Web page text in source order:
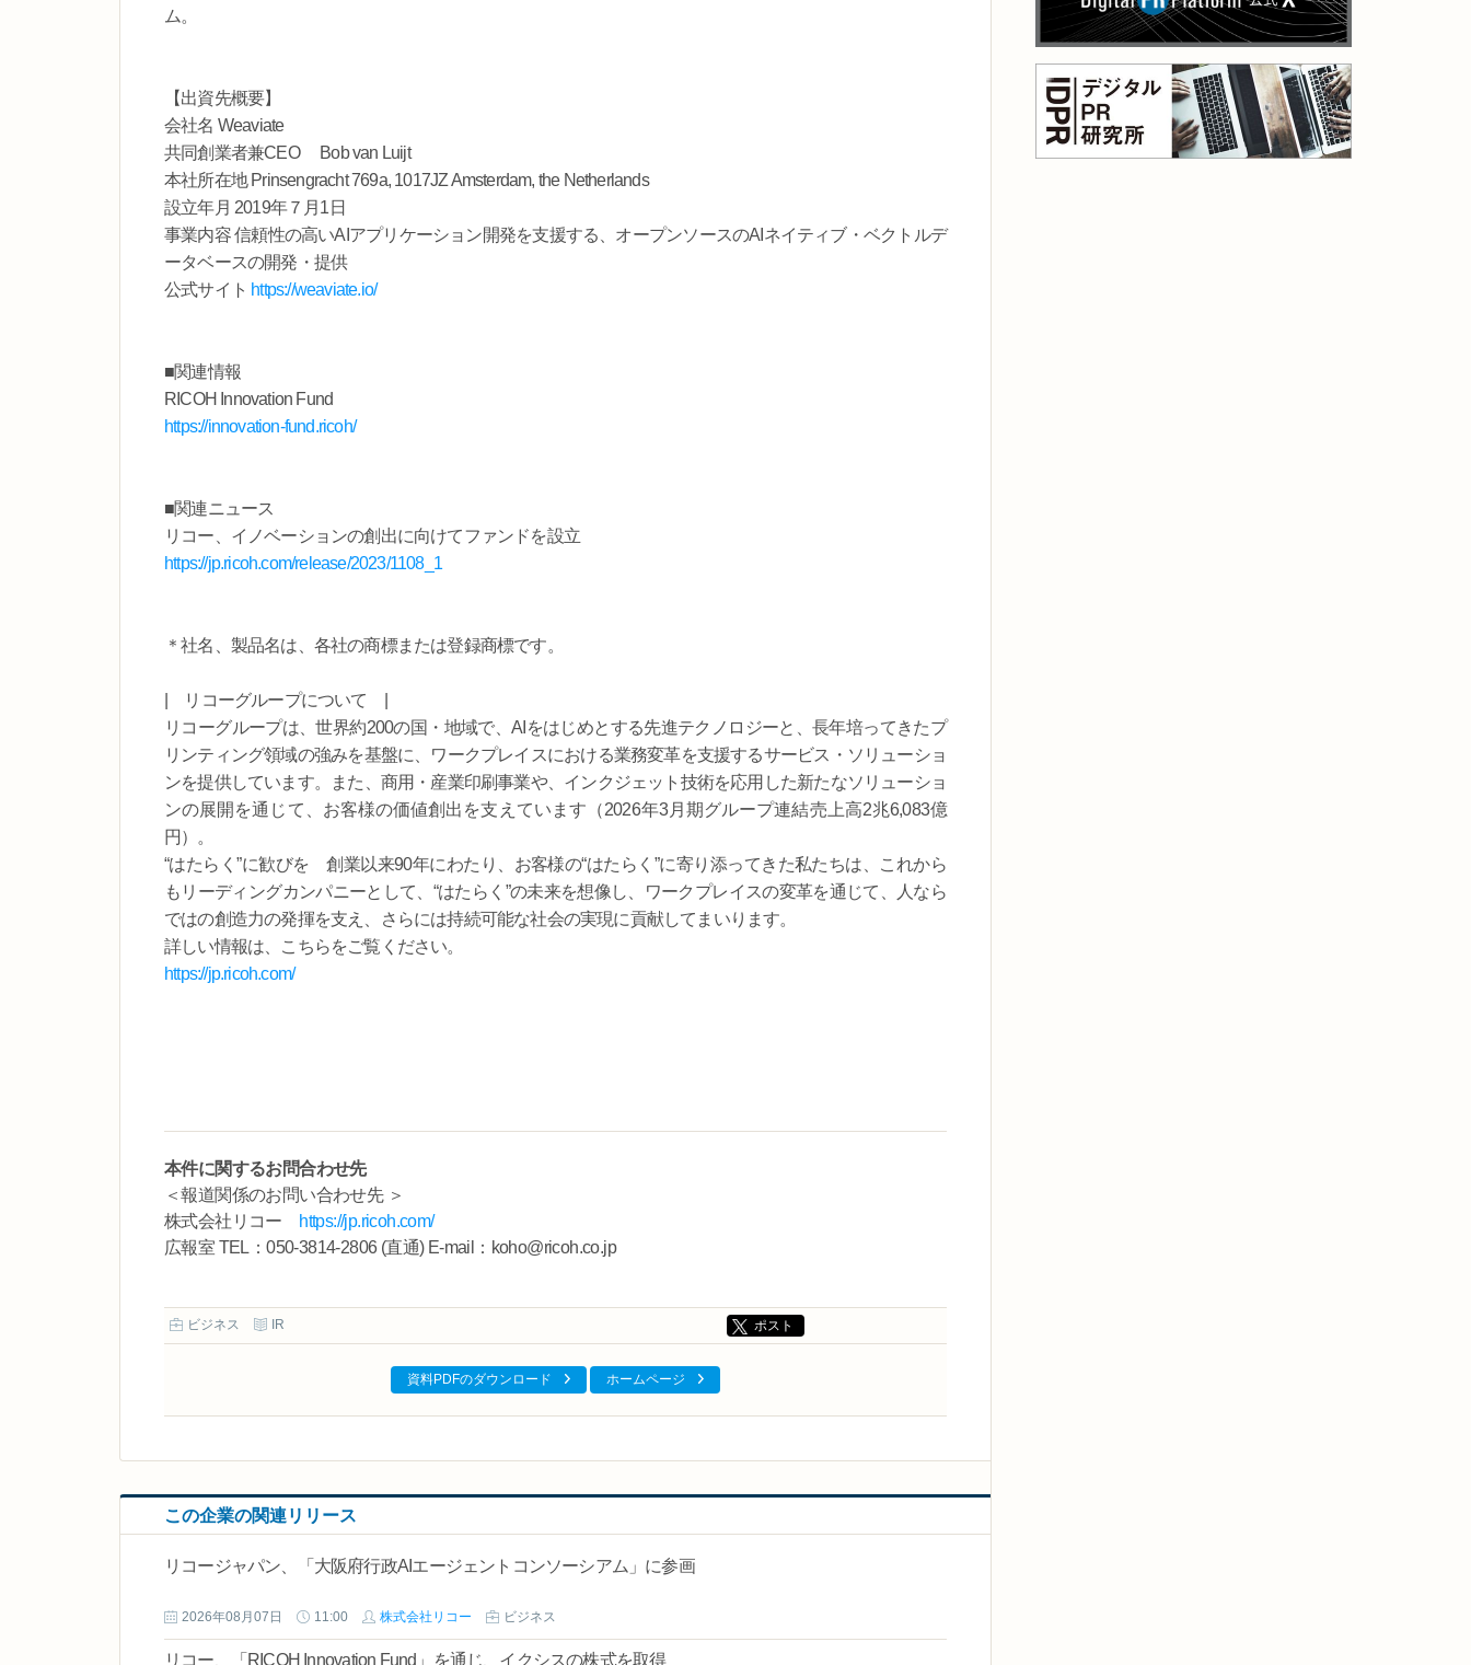
ム。
【出資先概要】
会社名 Weaviate
共同創業者兼CEO Bob van Luijt
本社所在地 Prinsengracht 769a, 1017JZ Amsterdam, the Netherlands
設立年月 2019年７月1日
事業内容 信頼性の高いAIアプリケーション開発を支援する、オープンソースのAIネイティブ・ベクトルデ
ータベースの開発・提供
公式サイト https://weaviate.io/
■関連情報
RICOH Innovation Fund
https://innovation-fund.ricoh/
■関連ニュース
リコー、イノベーションの創出に向けてファンドを設立
https://jp.ricoh.com/release/2023/1108_1
＊社名、製品名は、各社の商標または登録商標です。
| リコーグループについて |
リコーグループは、世界約200の国・地域で、AIをはじめとする先進テクノロジーと、長年培ってきたプ
リンティング領域の強みを基盤に、ワークプレイスにおける業務変革を支援するサービス・ソリューショ
ンを提供しています。また、商用・産業印刷事業や、インクジェット技術を応用した新たなソリューショ
ンの展開を通じて、お客様の価値創出を支えています（2026年3月期グループ連結売上高2兆6,083億
円）。
“はたらく”に歓びを 創業以来90年にわたり、お客様の“はたらく”に寄り添ってきた私たちは、これから
もリーディングカンパニーとして、“はたらく”の未来を想像し、ワークプレイスの変革を通じて、人なら
ではの創造力の発揮を支え、さらには持続可能な社会の実現に貢献してまいります。
詳しい情報は、こちらをご覧ください。
https://jp.ricoh.com/
本件に関するお問合わせ先
＜報道関係のお問い合わせ先 ＞
株式会社リコー
https://jp.ricoh.com/
広報室 TEL：050-3814-2806 (直通) E-mail：koho@ricoh.co.jp
ビジネス IR ポスト
資料PDFのダウンロード ホームページ
この企業の関連リリース
リコージャパン、「大阪府行政AIエージェントコンソーシアム」に参画
2026年08月07日 11:00 株式会社リコー ビジネス
リコー、「RICOH Innovation Fund」を通じ、イクシスの株式を取得